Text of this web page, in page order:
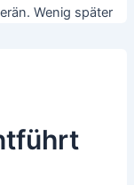
Wenig später